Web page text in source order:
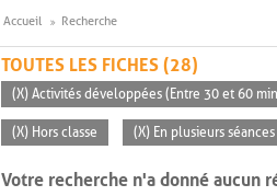
Accueil Recherche
TOUTES LES FICHES (28)
(X) Activités développées (Entre 30 et 60
(X) Hors classe (X) En plusieurs séances
Votre recherche n'a donné aucun